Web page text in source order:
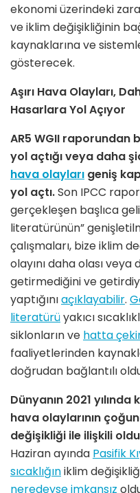
ekonomi üzerindeki
ve iklim değişikliğinin
kaynaklarına ve
gösterecek.
Aşırı Hava Olayları,
Hasarlara Yol Açıyor
AR5 WGII raporundan
yol açtığı veya daha
hava olayları geniş
yol açtı.Son IPCC
gerçekleşen başlıca
literatürünün”
çalışmaları, bize iklim
olayını daha olası
getirmediğini ve
yaptığınıaçıklayabilir.
literatürüyakıcı
siklonların ve hatta
faaliyetlerinden
doğrudan bağlantılı
Dünyanın 2021 yılında
hava olaylarının
değişikliği ile ilişkili
Haziran ayında Pasifik
sıcaklığıniklim
neredeyse imkansız